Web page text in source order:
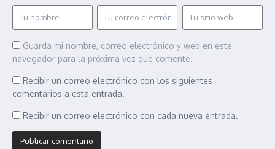
Guarda mi nombre, correo electrónico y web en este
navegador para la próxima vez que comente.
Recibir un correo electrónico con los siguientes
comentarios a esta entrada.
Recibir un correo electrónico con cada nueva entrada.